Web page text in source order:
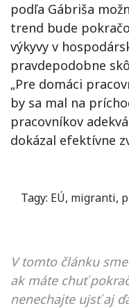
podľa Gábriša
trend bude
výkyvy v
pravdepodobne
„Pre domáci
by sa mal na
pracovníkov
dokázal efektívne
Tagy: EÚ, migranti,
V tomto článku
ak máte chuť
nenechajte ujsť aj